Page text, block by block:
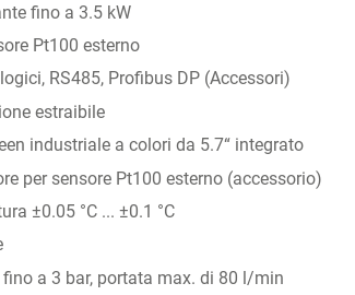
fino a 3.5 kW
Pt100 esterno
RS485, Profibus DP (Accessori)
estraibile
industriale a colori da 5.7“ integrato
per sensore Pt100 esterno (accessorio)
±0.05 °C ... ±0.1 °C
a 3 bar, portata max. di 80 l/min